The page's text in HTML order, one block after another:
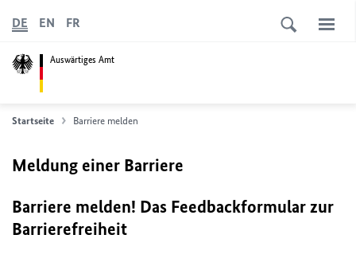
Auswärtiges Amt
DE EN FR
Startseite Barriere melden
Meldung einer Barriere
Barriere melden! Das Feedbackformular zur
Barrierefreiheit